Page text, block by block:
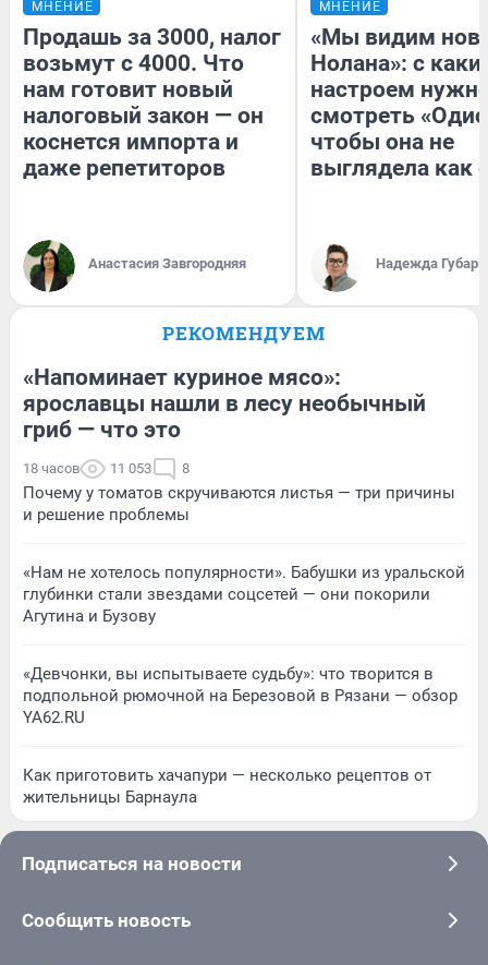
МНЕНИЕ
Продашь за 3000, налог
возьмут с 4000. Что
нам готовит новый
налоговый закон — он
коснется импорта и
даже репетиторов
Анастасия Завгородняя
МНЕНИЕ
«Мы видим
Нолана»: с
настроем
смотреть
чтобы она не
выглядела как
Надежда Губарь
РЕКОМЕНДУЕМ
«Напоминает куриное мясо»:
ярославцы нашли в лесу необычный
гриб — что это
18 часов 11 053 8
Почему у томатов скручиваются листья — три причины
и решение проблемы
«Нам не хотелось популярности». Бабушки из уральской
глубинки стали звездами соцсетей — они покорили
Агутина и Бузову
«Девчонки, вы испытываете судьбу»: что творится в
подпольной рюмочной на Березовой в Рязани — обзор
YA62.RU
Как приготовить хачапури — несколько рецептов от
жительницы Барнаула
Подписаться на новости
Сообщить новость